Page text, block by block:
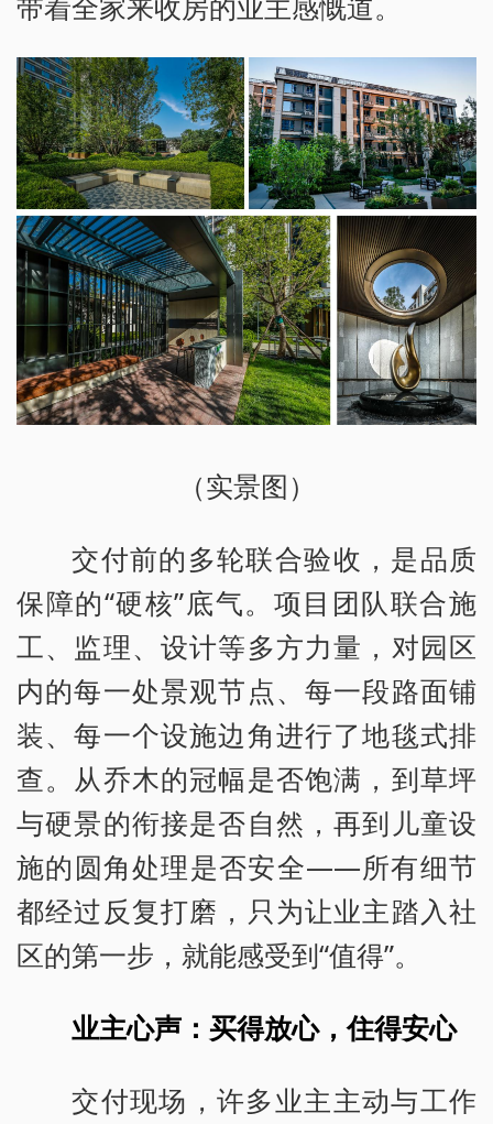
（实景图）
交付前的多轮联合验收，是品质
保障的“硬核”底气。项目团队联合施
工、监理、设计等多方力量，对园区
内的每一处景观节点、每一段路面铺
装、每一个设施边角进行了地毯式排
查。从乔木的冠幅是否饱满，到草坪
与硬景的衔接是否自然，再到儿童设
施的圆角处理是否安全——所有细节
都经过反复打磨，只为让业主踏入社
区的第一步，就能感受到“值得”。
业主心声：买得放心，住得安心
交付现场，许多业主主动与工作